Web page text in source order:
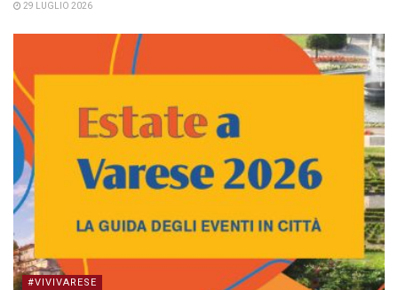
29 LUGLIO 2026
#VIVIVARESE